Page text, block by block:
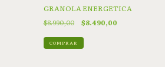
GRANOLA ENERGETICA
$8.990,00 $8.490,00
COMPRAR